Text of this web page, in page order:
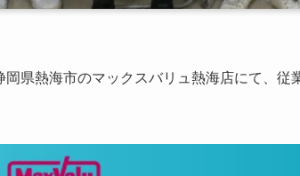
岡県熱海市のマックスバリュ熱海店にて、